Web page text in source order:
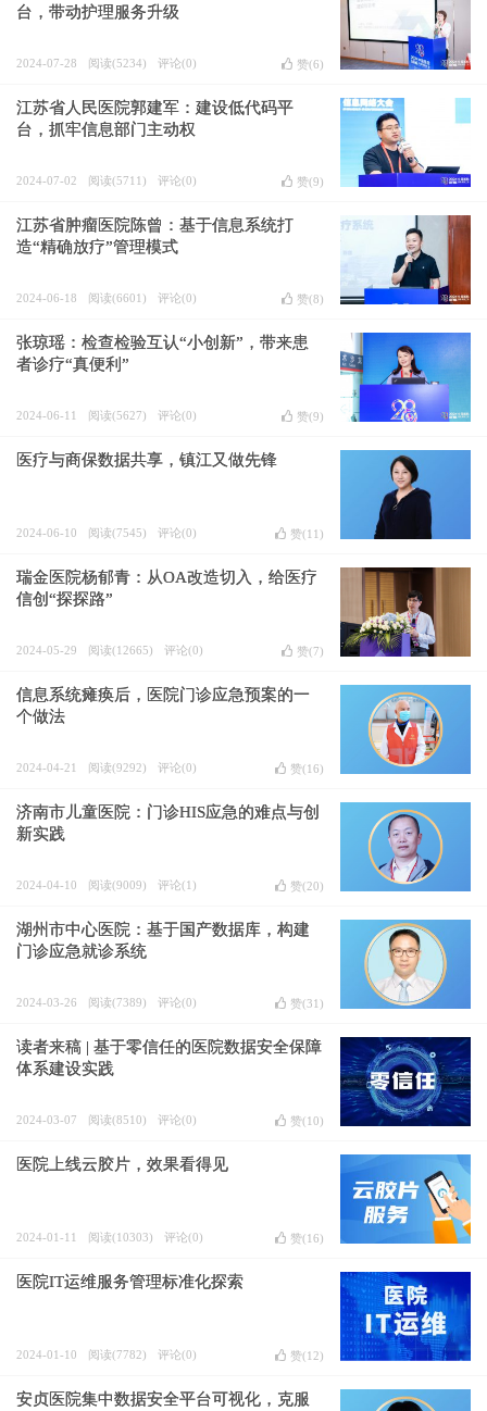
台，带动护理服务升级
2024-07-28 阅读(5234) 评论(0) 赞(6)
江苏省人民医院郭建军：建设低代码平
台，抓牢信息部门主动权
2024-07-02 阅读(5711) 评论(0) 赞(9)
江苏省肿瘤医院陈曾：基于信息系统打
造“精确放疗”管理模式
2024-06-18 阅读(6601) 评论(0) 赞(8)
张琼瑶：检查检验互认“小创新”，带来患
者诊疗“真便利”
2024-06-11 阅读(5627) 评论(0) 赞(9)
医疗与商保数据共享，镇江又做先锋
2024-06-10 阅读(7545) 评论(0) 赞(11 )
瑞金医院杨郁青：从OA改造切入，给医疗
信创“探探路”
2024-05-29 阅读(12665) 评论(0) 赞(7)
信息系统瘫痪后，医院门诊应急预案的一
个做法
2024-04-21 阅读(9292) 评论(0) 赞(16)
济南市儿童医院：门诊HIS应急的难点与创
新实践
2024-04-10 阅读(9009) 评论(1) 赞(20)
湖州市中心医院：基于国产数据库，构建
门诊应急就诊系统
2024-03-26 阅读(7389) 评论(0) 赞(31 )
读者来稿 | 基于零信任的医院数据安全保障
体系建设实践
2024-03-07 阅读(8510) 评论(0) 赞(10)
医院上线云胶片，效果看得见
2024-01-11 阅读(10303) 评论(0) 赞(16)
医院IT运维服务管理标准化探索
2024-01-10 阅读(7782) 评论(0) 赞(12)
安贞医院集中数据安全平台可视化，克服